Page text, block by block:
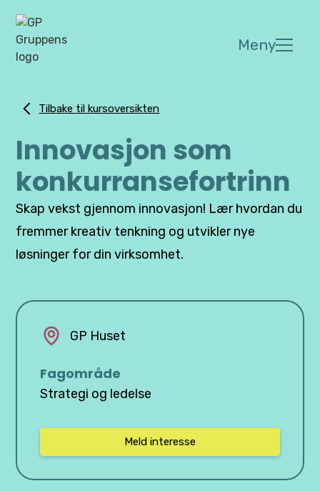
Meny
Tilbake til kursoversikten
Innovasjon som
konkurransefortrinn
Skap vekst gjennom innovasjon! Lær hvordan du
fremmer kreativ tenkning og utvikler nye
løsninger for din virksomhet.
GP Huset
Fagområde
Strategi og ledelse
Meld interesse